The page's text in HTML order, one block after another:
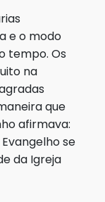
e o modo
tempo. Os
na
que
afirmava:
se
da Igreja